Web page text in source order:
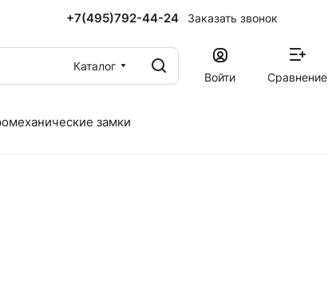
+7(495)792-44-24 Заказать звонок
Каталог
Войти
Сравнение
замки